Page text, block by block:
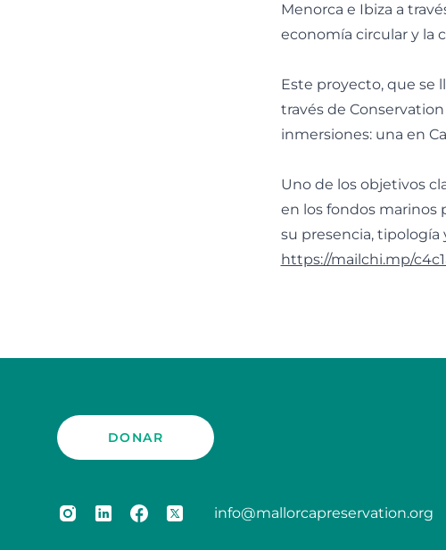
Menorca e Ibiza a
economía circular y la
Este proyecto, que se
través de
inmersiones: una en
Uno de los objetivos
en los fondos marinos
su presencia, tipología
https://mailchi.mp/
DONAR
info@mallorcapreservation.org